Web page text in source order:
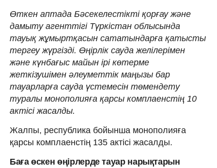
Өткен аптада Бәсекелестікті қорғау және
дамыту агенттігі Түркістан облысында
тауық жұмыртқасын сататындарға қатысты
тергеу жүргізді. Өңірлік сауда желілерімен
және күнбағыс майын ірі көтерме
жеткізушімен әлеуметтік маңызы бар
тауарларға сауда үстемесін төмендету
туралы монополияға қарсы комплаенстің 10
актісі жасалды.
Жалпы, республика бойынша монополияға
қарсы комплаенстің 135 актісі жасалды.
Баға өскен өңірлерде тауар нарықтарын